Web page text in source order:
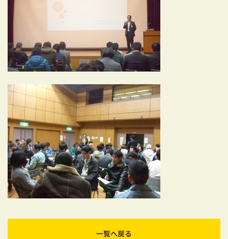
一覧へ戻る